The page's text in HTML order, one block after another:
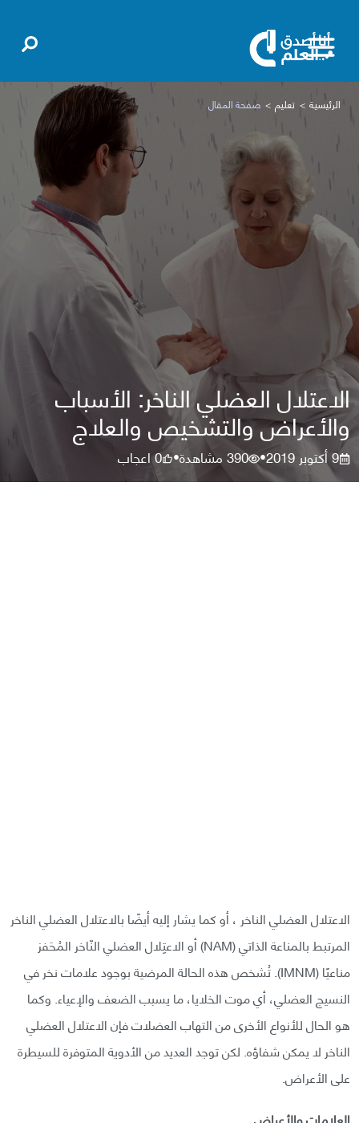
الرئيسية تعليم صفحة المقال
الاعتلال العضلي الناخر: الأسباب
والأعراض والتشخيص والعلاج
9 أكتوبر 2019 •
390مشاهدة•
0اعجاب
الاعتلال العضلي الناخر ، أو كما يشار إليه أيضًا بالاعتلال العضلي الناخر
المرتبط بالمناعة الذاتي (NAM) أو الاعتِلال العضلي النّاخر المُحَفز
مناعيًا (IMNM). تُشخص هذه الحالة المرضية بوجود علامات نخر في
النسيج العضلي، أي موت الخلايا، ما يسبب الضعف والإعياء. وكما
هو الحال للأنواع الأخرى من التهاب العضلات فإن الاعتلال العضلي
الناخر لا يمكن شفاؤه. لكن توجد العديد من الأدوية المتوفرة للسيطرة
على الأعراض.